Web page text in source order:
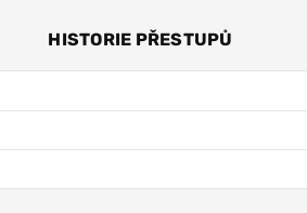
HISTORIE PŘESTUPŮ